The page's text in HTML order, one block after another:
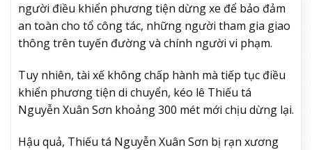
người điều khiển phương tiện dừng xe để bảo đảm
an toàn cho tổ công tác, những người tham gia giao
thông trên tuyến đường và chính người vi phạm.
Tuy nhiên, tài xế không chấp hành mà tiếp tục điều
khiển phương tiện di chuyển, kéo lê Thiếu tá
Nguyễn Xuân Sơn khoảng 300 mét mới chịu dừng lại.
Hậu quả, Thiếu tá Nguyễn Xuân Sơn bị rạn xương